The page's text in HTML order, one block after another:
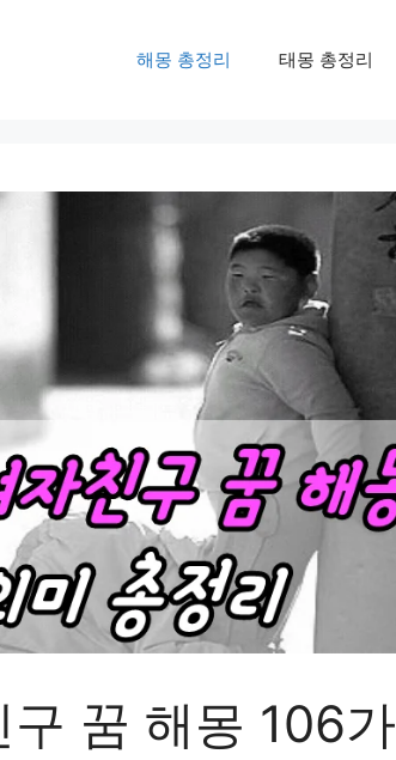
해몽 총정리 태몽 총정리
꿈 해몽 106가